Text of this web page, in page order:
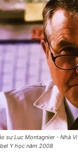
sư Luc Montagnier - Nhà
Y học năm 2008